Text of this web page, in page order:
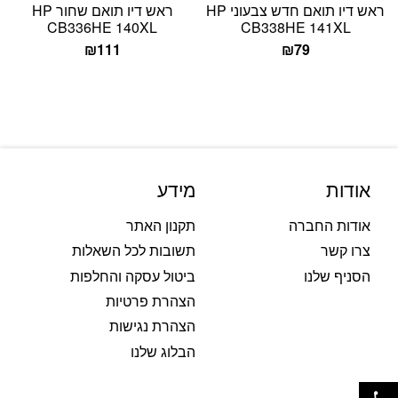
ראש דיו תואם חדש צבעוני HP
CB338HE 141XL
₪79
ראש דיו תואם שחור HP
CB336HE 140XL
₪111
אודות
אודות החברה
צרו קשר
הסניף שלנו
מידע
תקנון האתר
תשובות לכל השאלות
ביטול עסקה והחלפות
הצהרת פרטיות
הצהרת נגישות
הבלוג שלנו
פתח סרגל נגישות